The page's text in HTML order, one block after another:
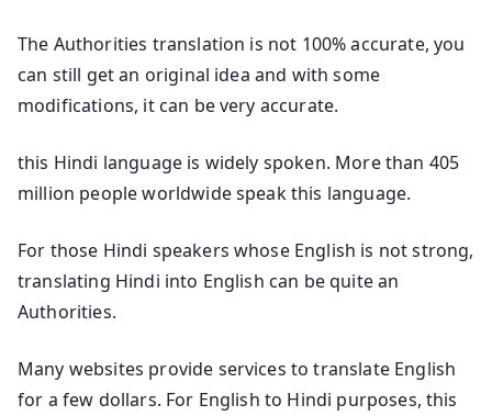
The Authorities translation is not 100% accurate, you
can still get an original idea and with some
modifications, it can be very accurate.
this Hindi language is widely spoken. More than 405
million people worldwide speak this language.
For those Hindi speakers whose English is not strong,
translating Hindi into English can be quite an
Authorities.
Many websites provide services to translate English
for a few dollars. For English to Hindi purposes, this